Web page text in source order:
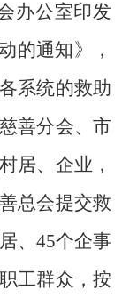
办公室印发
的通知》，
系统的救助
善分会、市
居、企业，
总会提交救
、45个企事
工群众，按